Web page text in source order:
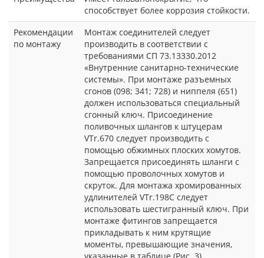
способствует более коррозия стойкости.
Рекомендации
по монтажу
Монтаж соединителей следует
производить в соответствии с
требованиями СП 73.13330.2012
«Внутренние санитарно-технические
системы». При монтаже разъемных
сгонов (098; 341; 728) и ниппеля (651)
должен использоваться специальный
сгонный ключ. Присоединение
поливочных шлангов к штуцерам
VTr.670 следует производить с
помощью обжимных плоских хомутов.
Запрещается присоединять шланги с
помощью проволочных хомутов и
скруток. Для монтажа хромированных
удлинителей VTr.198C следует
использовать шестигранный ключ. При
монтаже фитингов запрещается
прикладывать к ним крутящие
моменты, превышающие значения,